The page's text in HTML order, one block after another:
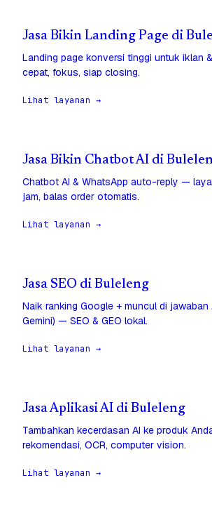
Jasa Bikin Landing Page di
Landing page konversi tinggi untuk iklan
cepat, fokus, siap closing.
Lihat layanan →
Jasa Bikin Chatbot AI di
Chatbot AI & WhatsApp auto-reply —
jam, balas order otomatis.
Lihat layanan →
Jasa SEO di Buleleng
Naik ranking Google + muncul di jawaban
Gemini) — SEO & GEO lokal.
Lihat layanan →
Jasa Aplikasi AI di Buleleng
Tambahkan kecerdasan AI ke produk
rekomendasi, OCR, computer vision.
Lihat layanan →